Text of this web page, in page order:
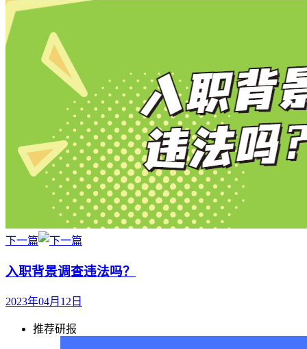
下一篇
入职背景调查违法吗？
2023年04月12日
推荐研报